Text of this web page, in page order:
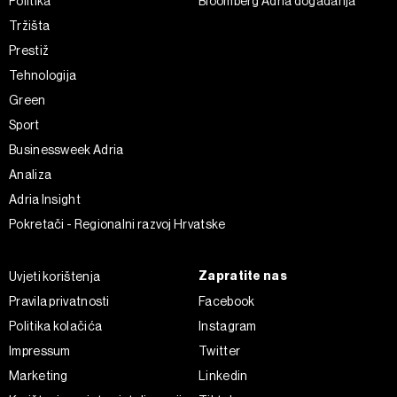
Politici privatnosti
kolačićima i drugim sličnim tehnologijama u
Kolačiće u bilo kojem trenutku možete ponovno ažurirati klikom
na „Prikaži detalje“. Privolu možete u bilo kojem trenutku
povući bez negativnih posljedica.
Tržišta
Prestiž
Tehnologija
Green
Sport
Businessweek Adria
Analiza
Adria Insight
Pokretači - Regionalni razvoj Hrvatske
Uvjeti korištenja
Pravila privatnosti
Politika kolačića
Impressum
Marketing
Zapratite nas
Facebook
Instagram
Twitter
Linkedin